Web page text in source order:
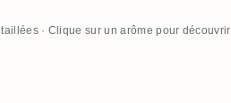
· Clique sur un arôme pour découvrir